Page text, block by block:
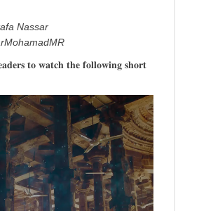
Nassar
𝐭𝐨 𝐰𝐚𝐭𝐜𝐡 𝐭𝐡𝐞 𝐟𝐨𝐥𝐥𝐨𝐰𝐢𝐧𝐠 𝐬𝐡𝐨𝐫𝐭